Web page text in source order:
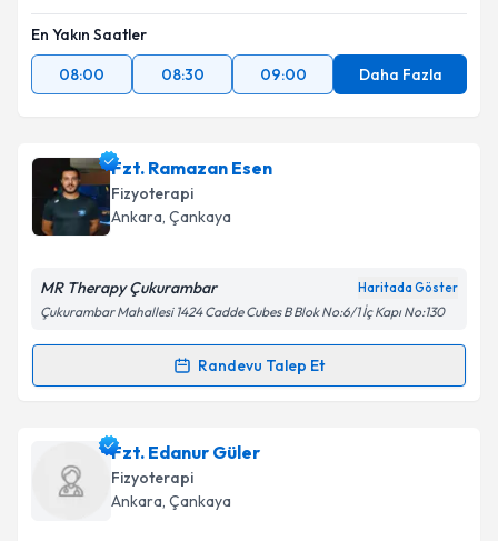
En Yakın Saatler
08:00
08:30 09:00 Daha Fazla
Fzt. Ramazan Esen
Fizyoterapi
Ankara, Çankaya
MR Therapy Çukurambar Haritada Göster
Çukurambar Mahallesi 1424 Cadde Cubes B Blok No:6/1 İç Kapı No:130
Randevu Talep Et
Randevu Takvimi Talebi
Fzt. Ramazan Eseniçin randevu takvimi talebi
oluşturun. Size bu uzmandan randevu almanız için bir
takvim hazırlandığında e-posta ile bilgilendireceğiz.
Fzt. Edanur Güler
Fizyoterapi
Ankara, Çankaya